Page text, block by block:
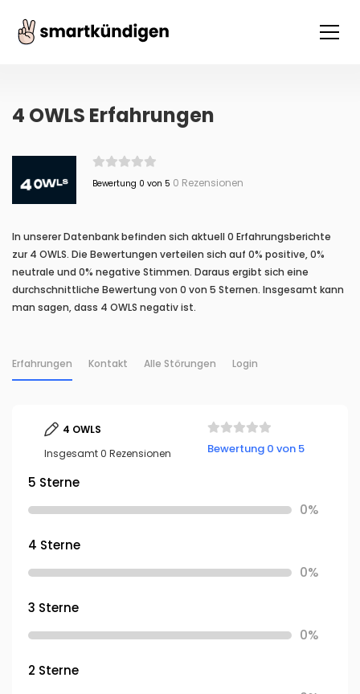
4 OWLS Erfahrungen
Bewertung 0 von 5 0 Rezensionen
In unserer Datenbank befinden sich aktuell 0 Erfahrungsberichte
zur 4 OWLS. Die Bewertungen verteilen sich auf 0% positive, 0%
neutrale und 0% negative Stimmen. Daraus ergibt sich eine
durchschnittliche Bewertung von 0 von 5 Sternen. Insgesamt kann
man sagen, dass 4 OWLS negativ ist.
Erfahrungen Kontakt Alle Störungen Login
4 OWLS
Insgesamt 0 Rezensionen
Bewertung 0 von 5
5 Sterne
0%
4 Sterne
0%
3 Sterne
0%
2 Sterne